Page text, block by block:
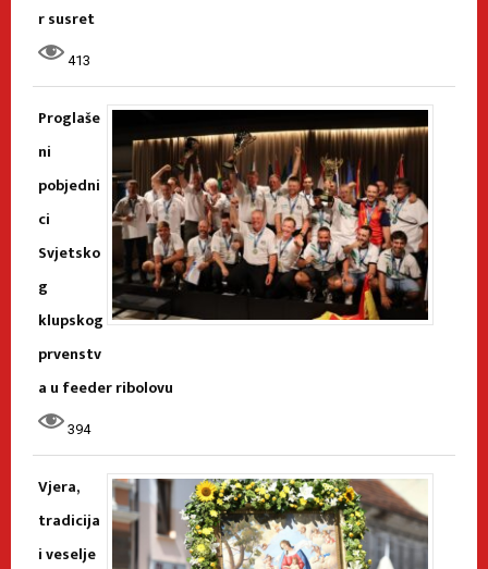
r susret
413
Proglaše
ni
pobjedni
ci
Svjetsko
g
klupskog
prvenstv
a u feeder ribolovu
394
Vjera,
tradicija
i veselje